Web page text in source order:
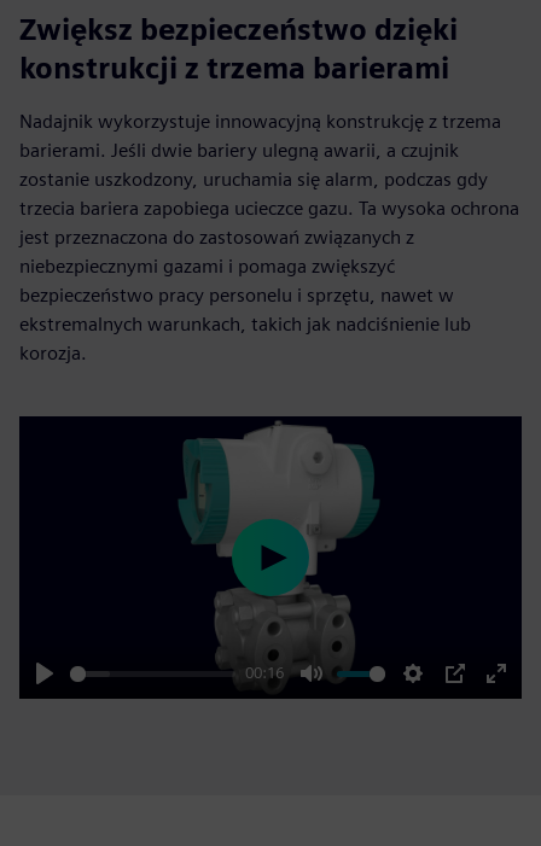
Zwiększ bezpieczeństwo dzięki
konstrukcji z trzema barierami
Nadajnik wykorzystuje innowacyjną konstrukcję z trzema
barierami. Jeśli dwie bariery ulegną awarii, a czujnik
zostanie uszkodzony, uruchamia się alarm, podczas gdy
trzecia bariera zapobiega ucieczce gazu. Ta wysoka ochrona
jest przeznaczona do zastosowań związanych z
niebezpiecznymi gazami i pomaga zwiększyć
bezpieczeństwo pracy personelu i sprzętu, nawet w
ekstremalnych warunkach, takich jak nadciśnienie lub
korozja.
Play
00:16
Mute Settings
PIP
Enter
Play